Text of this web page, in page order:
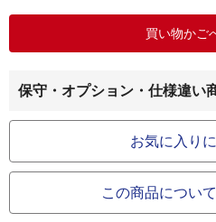
保守・オプション・仕様違い
お気に入り
この商品につい